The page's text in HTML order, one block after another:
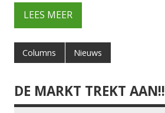
LEES MEER
Columns Nieuws
DE MARKT TREKT AAN!!